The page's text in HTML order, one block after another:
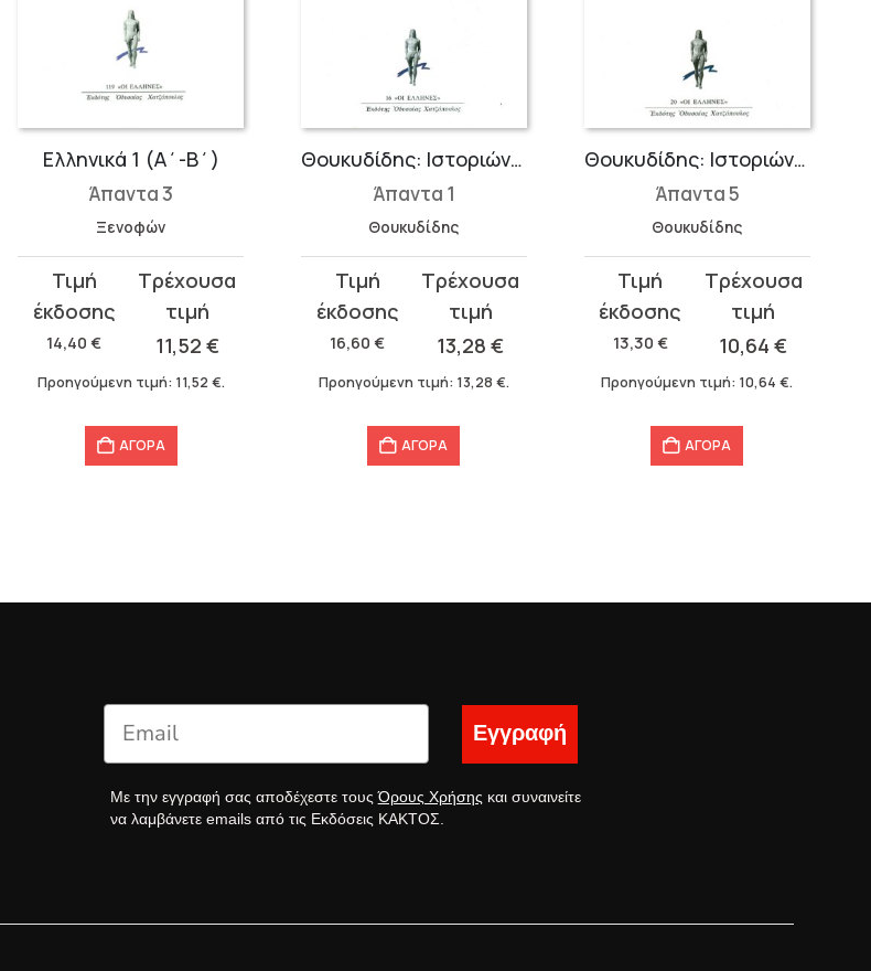
Ελληνικά 1 (Α΄-Β΄)
Άπαντα 3
Ξενοφών
14,40€
Original
price
was:
14,40 €.
11,52 €
τρέχουσα
τιμή
είναι:
Προηγούμενη τιμή: 11,52 €.
ΑΓΟΡΑ
Θουκυδίδης: Ιστοριών Α΄
Άπαντα 1
Θουκυδίδης
16,60€
Original
price
was:
16,60 €.
13,28€
τρέχουσα
τιμή
είναι:
Προηγούμενη τιμή: 13,28 €.
ΑΓΟΡΑ
Θουκυδίδης: Ιστοριών Ε΄
Άπαντα 5
Θουκυδίδης
13,30 €
Original
price
was:
13,30 €.
10,64€
τρέχουσα
τιμή
είναι:
Προηγούμενη τιμή: 10,64€.
ΑΓΟΡΑ
Εγγραφή
Με την εγγραφή σας αποδέχεστε τουςΌρους Χρήσης και συναινείτε
να λαμβάνετε emails από τις Εκδόσεις ΚΑΚΤΟΣ.